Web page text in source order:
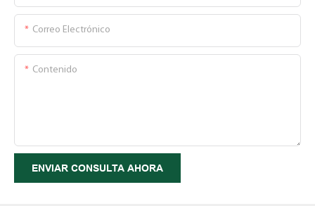
Correo Electrónico
Contenido
ENVIAR CONSULTA AHORA